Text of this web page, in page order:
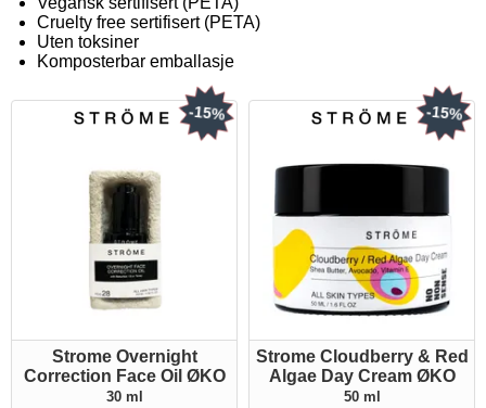
Cruelty free sertifisert (PETA)
Uten toksiner
Komposterbar emballasje
Strome Overnight
Correction Face Oil ØKO
30 ml
-15%
Strome Cloudberry & Red
Algae Day Cream ØKO
50 ml
-15%